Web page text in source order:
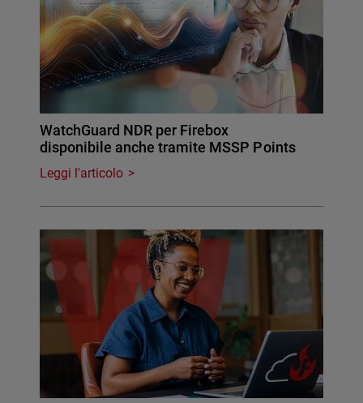
WatchGuard NDR per Firebox
disponibile anche tramite MSSP Points
Leggi l'articolo